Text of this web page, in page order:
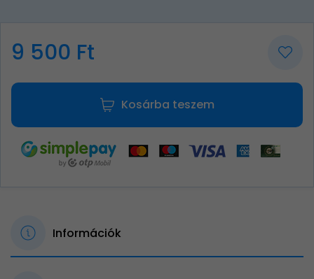
9 500 Ft
Kosárba teszem
Információk